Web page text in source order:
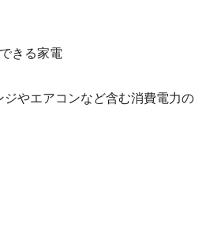
きる家電
ジやエアコンなど含む消費電力の